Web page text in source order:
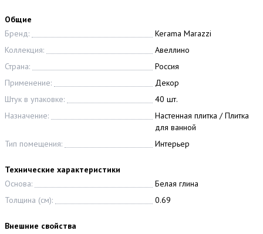
Общие
Бренд:
Kerama Marazzi
Коллекция:
Авеллино
Страна:
Россия
Применение:
Декор
Штук в упаковке:
40 шт.
Назначение:
Настенная плитка / Плитка
для ванной
Тип помещения:
Интерьер
Технические характеристики
Основа:
Белая глина
Толщина (см):
0.69
Внешние свойства